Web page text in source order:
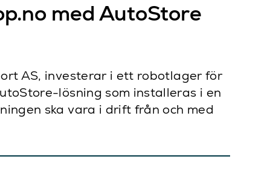
med AutoStore
AS, investerar i ett robotlager för
lösning som installeras i en
ska vara i drift från och med